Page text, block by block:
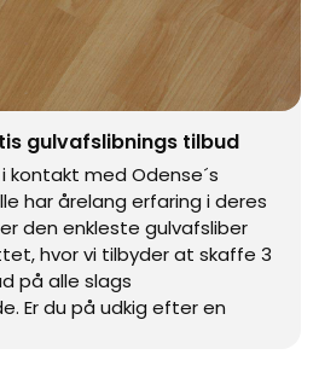
gulvafslibnings tilbud
med Odense´s
har årelang erfaring i deres
den enkleste gulvafsliber
hvor vi tilbyder at skaffe 3
på alle slags
Er du på udkig efter en